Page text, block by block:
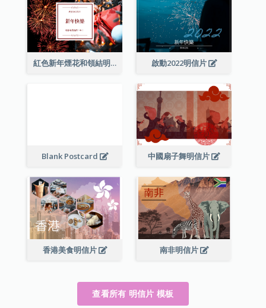
紅色新年煙花和領結明信片 啟動2022明信片
Blank Postcard 中國扇子舞明信片
香港美食明信片 南非明信片
查看所有 明信片 模板